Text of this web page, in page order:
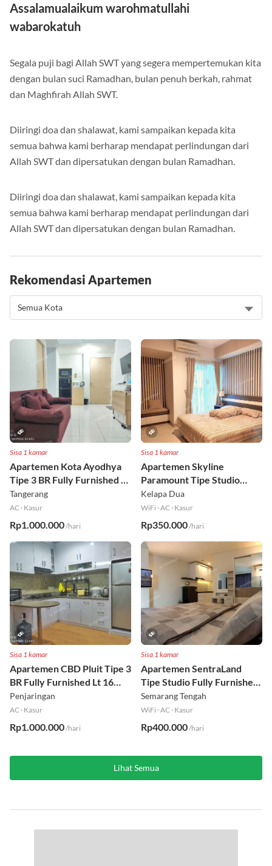
Assalamualaikum warohmatullahi
wabarokatuh
Segala puji bagi Allah SWT yang segera mempertemukan kita
dengan bulan suci Ramadhan, bulan penuh berkah, rahmat
dan Maghfirah Allah SWT.
Diiringi doa dan shalawat, kami sampaikan kepada kita
semua bahwa kami berharap mendapat perlindungan dari
Allah SWT dan dipersatukan dengan bulan Ramadhan.
Diiringi doa dan shalawat, kami sampaikan kepada kita
semua bahwa kami berharap mendapat perlindungan dari
Allah SWT dan dipersatukan dengan bulan Ramadhan.
Rekomendasi Apartemen
Sisa 1 kamar
Apartemen Kota Ayodhya
Tipe 3 BR Fully Furnished Lt
6
Tangerang
AC · Kasur
Rp1.000.000/hari
Sisa 1 kamar
Apartemen Skyline
Paramount Tipe Studio
Fully Furnished Lt 8
Kelapa Dua
WiFi ·AC · Kasur
Rp350.000/hari
Sisa 1 kamar
Apartemen CBD Pluit Tipe 3
BR Fully Furnished Lt 16
Utara
Penjaringan
AC · Kasur
Rp1.000.000/hari
Sisa 1 kamar
Apartemen SentraLand
Tipe Studio Fully Furnished
Lt 8
Semarang Tengah
WiFi ·AC · Kasur
Rp400.000/hari
Lihat Semua